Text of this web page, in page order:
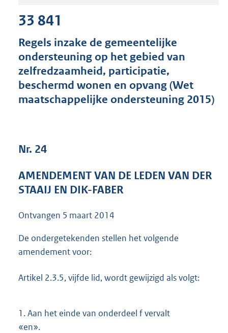
s
g
r
o
t
b
33 841
Regels inzake de gemeentelijke
ondersteuning op het gebied van
zelfredzaamheid, participatie,
beschermd wonen en opvang (Wet
maatschappelijke ondersteuning 2015)
Nr. 24
AMENDEMENT VAN DE LEDEN VAN DER
STAAIJ EN DIK-FABER
Ontvangen 5 maart 2014
De ondergetekenden stellen het volgende
amendement voor:
Artikel 2.3.5, vijfde lid, wordt gewijzigd als volgt:
1.Aan het einde van onderdeel f vervalt
«en».